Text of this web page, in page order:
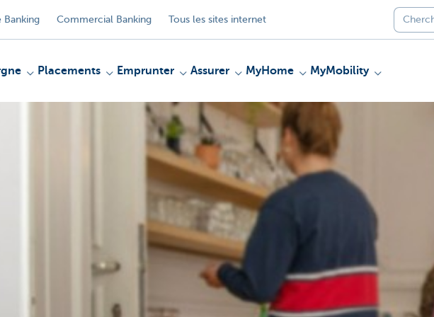
Banking Commercial Banking Tous les sites internet
Placements Emprunter Assurer MyHome MyMobility